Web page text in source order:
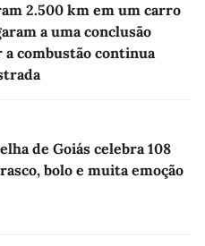
2.500 km em um carro
a uma conclusão
combustão continua
de Goiás celebra 108
bolo e muita emoção